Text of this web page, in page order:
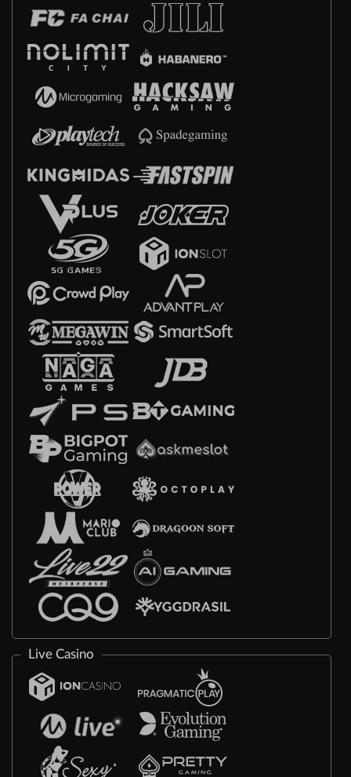
Live Casino